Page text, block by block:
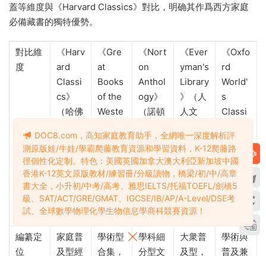
蓋等維度與《Harvard Classics》對比，明确其作爲西方家庭
必備藏書的獨特優勢。
對比維
度
《Harv
ard
Classi
cs》
（哈佛
典）50
冊
《Gre
at
Books
of the
Weste
World
》（西
方世界
的偉大
著作）
54冊
《Nort
on
Anthol
ogy》
（諾頓
系列
《Ever
yman's
Library
》（人
人文
列
《Oxfo
rd
World'
s
Classi
（牛津
世界經
典）系
列
編纂定
位
家庭普
及型經
學術型
合集，
學科細
分型文
大衆普
及型，
學術與
普及兼
DOC8.com，高知家庭教育助手，全網唯一深度解析評
測原版娃/牛娃/學霸爬藤教育資源和學習資料，K-12爬藤路
徑個性化定制。特色：美國英國加拿大澳大利亞新加坡中國
香港K-12英文原版教材/練習冊/分級讀物，橋梁/初/中/高章
書大全，小升初/中考/高考、雅思IELTS/托福TOEFL/劍橋5
級、SAT/ACT/GRE/GMAT、IGCSE/IB/AP/A-Level/DSE考
試、全球數學物理化學生物信息學商科競賽資源！